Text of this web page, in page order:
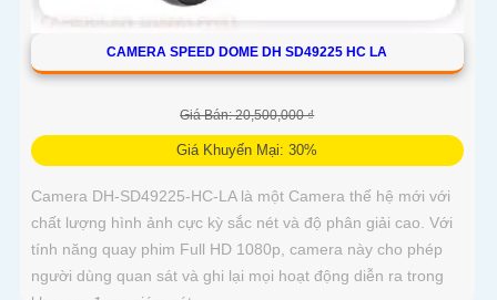
CAMERA SPEED DOME DH SD49225 HC LA
Giá Bán: 20,500,000 ₫
Giá Khuyến Mại: 30%
Camera DH-SD49225-HC-LA là một Camera thế hệ mới với
chất lượng hình ảnh cực kỳ sắc nét và độ phân giải cao. Với
tính năng quay phim Full HD 1080p, camera này cho phép
người dùng quan sát và ghi lại mọi hoạt động diễn ra trong